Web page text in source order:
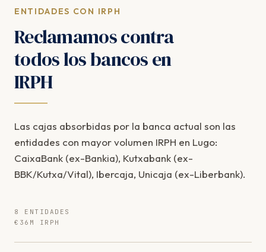
ENTIDADES CON IRPH
Reclamamos contra
todos los bancos en
IRPH
Las cajas absorbidas por la banca actual son las
entidades con mayor volumen IRPH en Lugo:
CaixaBank (ex-Bankia), Kutxabank (ex-
BBK/Kutxa/Vital), Ibercaja, Unicaja (ex-Liberbank).
8 ENTIDADES
€36M IRPH